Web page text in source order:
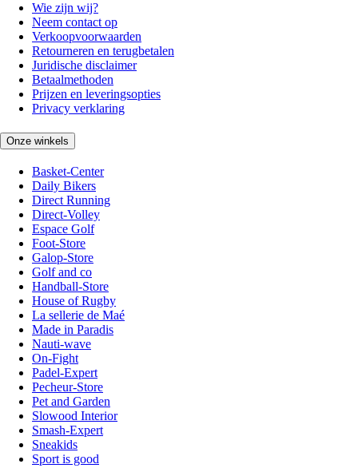
Wie zijn wij?
Neem contact op
Verkoopvoorwaarden
Retourneren en terugbetalen
Juridische disclaimer
Betaalmethoden
Prijzen en leveringsopties
Privacy verklaring
Onze winkels
Basket-Center
Daily Bikers
Direct Running
Direct-Volley
Espace Golf
Foot-Store
Galop-Store
Golf and co
Handball-Store
House of Rugby
La sellerie de Maé
Made in Paradis
Nauti-wave
On-Fight
Padel-Expert
Pecheur-Store
Pet and Garden
Slowood Interior
Smash-Expert
Sneakids
Sport is good